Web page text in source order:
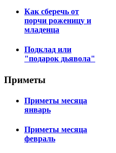
Как сберечь от
порчи роженицу и
младенца
Подклад или
"подарок дьявола"
Приметы
Приметы месяца
январь
Приметы месяца
февраль